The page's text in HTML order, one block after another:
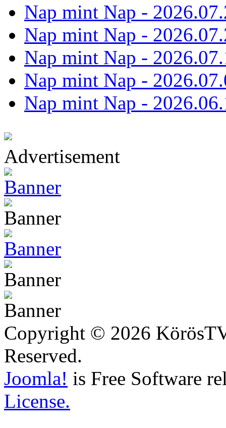
Nap mint Nap -
Nap mint Nap -
Nap mint Nap -
Nap mint Nap -
Nap mint Nap -
Advertisement
Copyright © 2026
Reserved.
Joomla! is Free Software
License.